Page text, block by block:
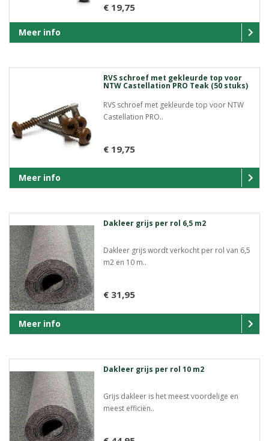
€ 19,75
Meer info
RVS schroef met gekleurde top voor
NTW Castellation PRO Teak (50 stuks)
RVS schroef met gekleurde top voor NTW
Castellation PRO..
€ 19,75
Meer info
Dakleer grijs per rol 6,5 m2
Dakleer grijs wordt verkocht per rol van 6,5
m2 en 10 m..
€ 31,95
Meer info
Dakleer grijs per rol 10 m2
Grijs dakleer is het meest voordelige en
meest efficiën..